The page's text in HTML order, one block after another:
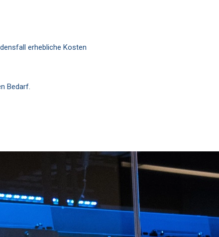
erhebliche Kosten
Bedarf.